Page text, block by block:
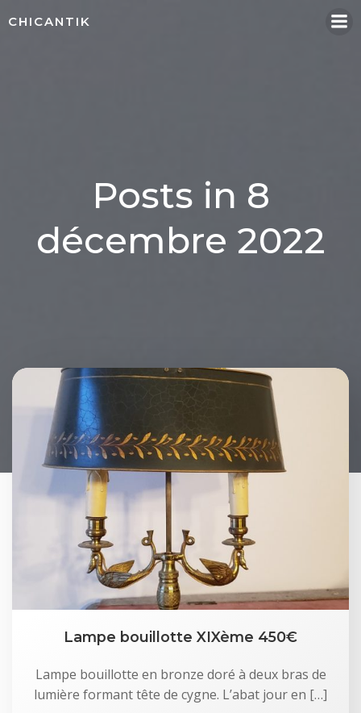
CHICANTIK
Posts in 8
décembre 2022
Lampe bouillotte XIXème 450€
Lampe bouillotte en bronze doré à deux bras de
lumière formant tête de cygne. L’abat jour en […]